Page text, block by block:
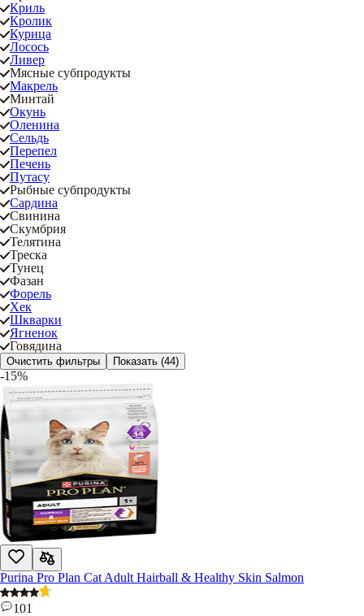
Криль
Кролик
Курица
Лосось
Ливер
Мясные субпродукты
Макрель
Минтай
Окунь
Оленина
Сельдь
Перепел
Печень
Путасу
Рыбные субпродукты
Сардина
Свинина
Скумбрия
Телятина
Треска
Тунец
Фазан
Форель
Хек
Шкварки
Ягненок
Говядина
Очистить фильтры Показать (44)
-15%
Purina Pro Plan Cat Adult Hairball & Healthy Skin Salmon
101